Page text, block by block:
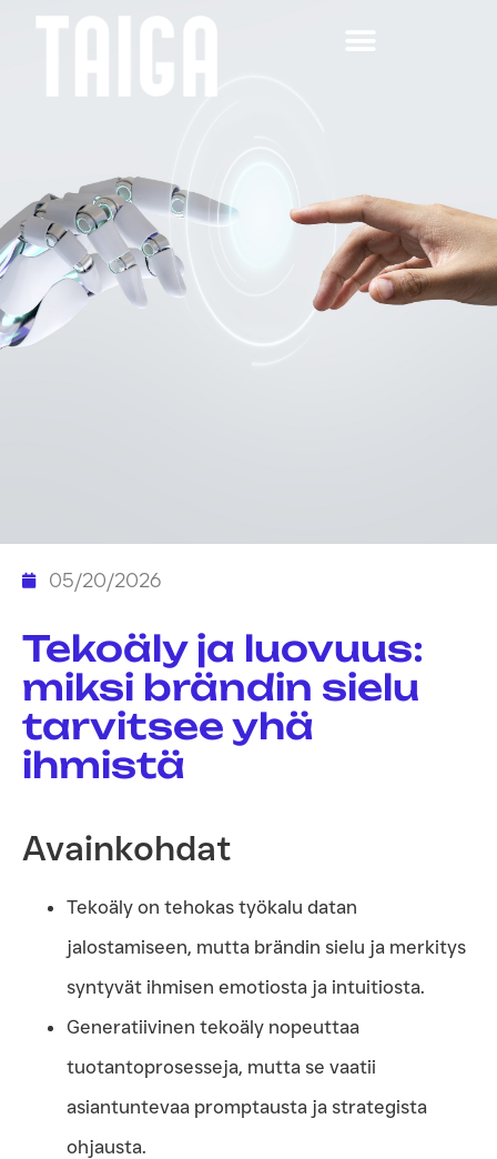
05/20/2026
Tekoäly ja luovuus:
miksi brändin sielu
tarvitsee yhä
ihmistä
Avainkohdat
Tekoäly on tehokas työkalu datan
jalostamiseen, mutta brändin sielu ja merkitys
syntyvät ihmisen emotiosta ja intuitiosta.
Generatiivinen tekoäly nopeuttaa
tuotantoprosesseja, mutta se vaatii
asiantuntevaa promptausta ja strategista
ohjausta.